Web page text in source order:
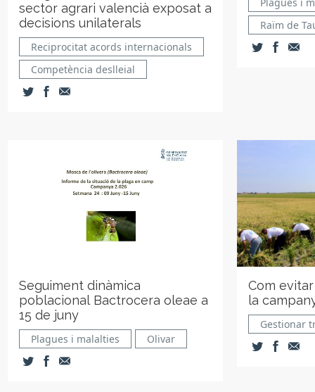
sector agrari valencià exposat a
decisions unilaterals
Reciprocitat acords internacionals
Competència deslleial
Raïm de
Seguiment dinàmica
poblacional Bactrocera oleae a
15 de juny
Plagues i malalties Olivar
Com
la
Gestionar